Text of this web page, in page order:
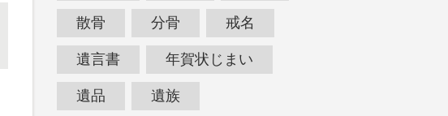
散骨 分骨 戒名
遺言書 年賀状じまい
遺品 遺族